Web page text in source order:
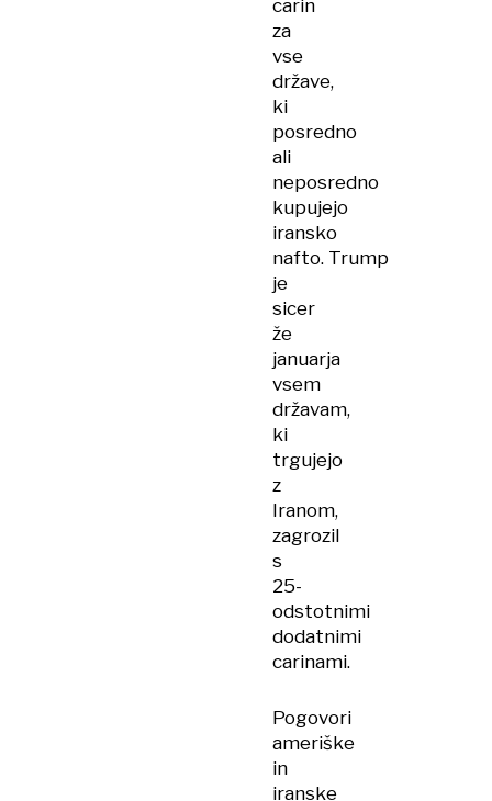
carin
za
vse
države,
ki
posredno
ali
neposredno
kupujejo
iransko
nafto. Trump
je
sicer
že
januarja
vsem
državam,
ki
trgujejo
z
Iranom,
zagrozil
s
25-
odstotnimi
dodatnimi
carinami.
Pogovori
ameriške
in
iranske